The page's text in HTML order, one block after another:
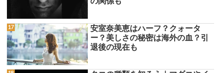
安室奈美恵はハーフ？クォータ
ー？美しさの秘密は海外の血？引
退後の現在も